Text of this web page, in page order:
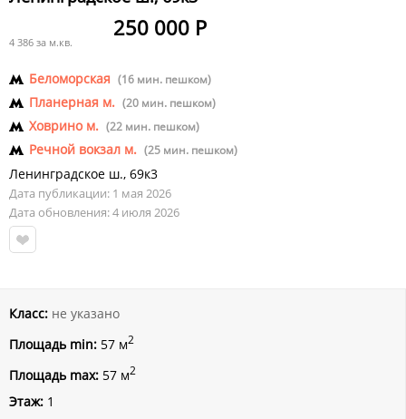
250 000 Р
4 386 за м.кв.
Беломорская (16 мин. пешком)
Планерная м. (20 мин. пешком)
Ховрино м. (22 мин. пешком)
Речной вокзал м. (25 мин. пешком)
Ленинградское ш., 69к3
Дата публикации: 1 мая 2026
Дата обновления: 4 июля 2026
Класс: не указано
Площадь min: 57 м2
Площадь max: 57 м2
Этаж: 1